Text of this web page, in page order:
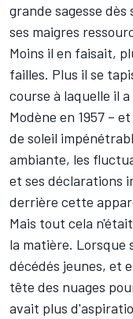
grande sagesse
ses maigres
Moins il en faisait,
failles. Plus il se
course à laquelle il
Modène en 1957 –
de soleil
ambiante, les
et ses déclarations
derrière cette
Mais tout cela
la matière. Lorsque
décédés jeunes, et
tête des nuages
avait plus